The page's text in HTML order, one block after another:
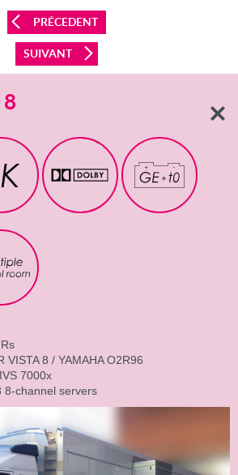
PRÉCEDENT
SUIVANT
Dolby
GE-
t0
VISTA 8 / YAMAHA O2R96
7000x
8-channel servers